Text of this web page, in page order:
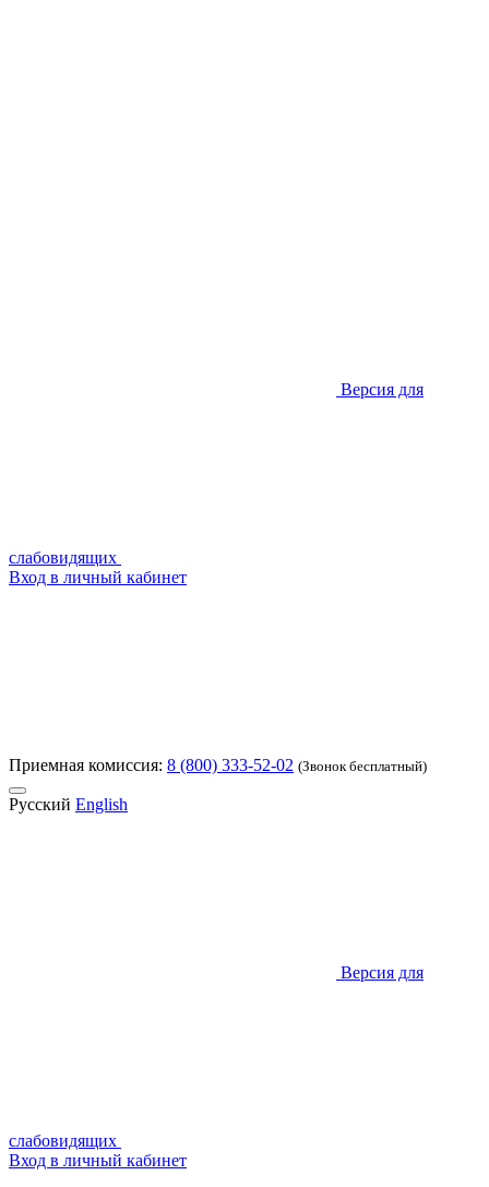
Версия для
слабовидящих
Вход в личный кабинет
Приемная комиссия: 8 (800) 333-52-02 (Звонок бесплатный)
Русский English
Версия для
слабовидящих
Вход в личный кабинет